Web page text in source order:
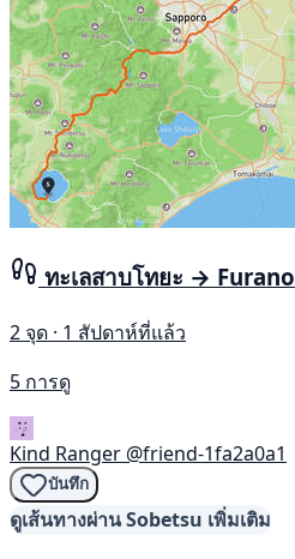
ทะเลสาบโทยะ → Furano
2 จุด · 1 สัปดาห์ที่แล้ว
5 การดู
Kind Ranger @friend-1fa2a0a1
บันทึก
ดูเส้นทางผ่าน Sobetsu เพิ่มเติม